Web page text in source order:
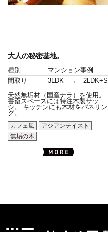
大人の秘密基地。
種別
マンション事例
間取り
3LDK → 2LDK+S
天然無垢材（国産ナラ）を使用。
書斎スペースには特注木製サッ
シ。 キッチンにも木材をパネリン
グ。
カフェ風
アジアンテイスト
無垢の木